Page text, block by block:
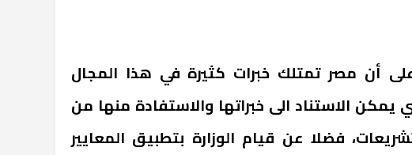
أن مصر تمتلك خبرات كثيرة في هذا المجال
يمكن الاستناد الى خبراتها والاستفادة منها من
فضلا عن قيام الوزارة بتطبيق المعايير